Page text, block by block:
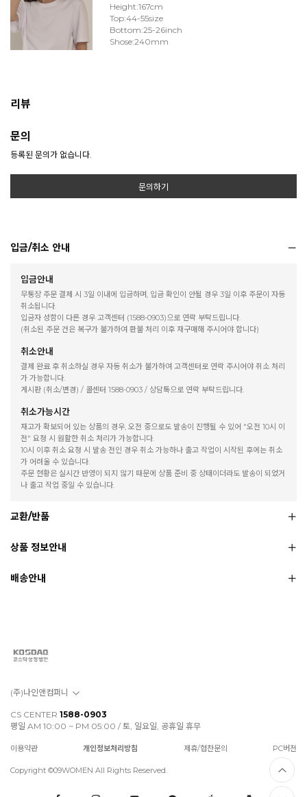
Height:167cm
Top:44-55size
Bottom:25-26inch
Shose:240mm
리뷰
문의
등록된 문의가 없습니다.
문의하기
입금/취소 안내
입금안내
무통장 주문 결제 시 3일 이내에 입금하며, 입금 확인이 안될 경우 3일 이후 주문이 자동
취소됩니다.
입금자 성함이 다른 경우 고객센터 (1588-0903)으로 연락 부탁드립니다.
(취소된 주문 건은 복구가 불가하여 환불 처리 이후 재구매해 주시어야 합니다)
취소안내
결제 완료 후 취소하실 경우 자동 취소가 불가하여 고객센터로 연락 주시어야 취소 처리
가 가능합니다.
게시판 (취소/변경) / 콜센터 1588-0903 / 상담톡으로 연락 부탁드립니다.
취소가능시간
재고가 확보되어 있는 상품의 경우, 오전 중으로도 발송이 진행될 수 있어 "오전 10시 이
전" 요청 시 원활한 취소 처리가 가능합니다.
10시 이후 취소 요청 시 발송 전인 경우 취소 가능하나 출고 작업이 시작된 후에는 취소
가 어려울 수 있습니다.
주문 현황은 실시간 반영이 되지 않기 때문에 상품 준비 중 상태이더라도 발송이 되었거
나 출고 작업 중일 수 있습니다.
교환/반품
상품 정보안내
배송안내
(주)나인앤컴퍼니
CS CENTER 1588-0903
평일 AM 10:00 ~ PM 05:00 / 토, 일요일, 공휴일 휴무
이용약관 개인정보처리방침 제휴/협찬문의 PC버전
Copyright ©09WOMEN All Rights Reserved.